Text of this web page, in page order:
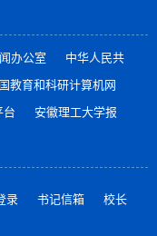
办公室
中华人民共
教育和科研计算机网
台 安徽理工大学报
录 书记信箱
校长